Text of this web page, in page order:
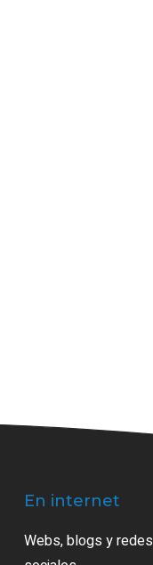
En internet
Webs, blogs y redes